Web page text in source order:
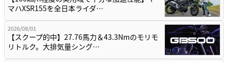
マハXSR155を全日本ライダ…
2026/08/01
【スクープ的中】27.76馬力＆43.3Nmのモリモ
リトルク。大排気量シング…